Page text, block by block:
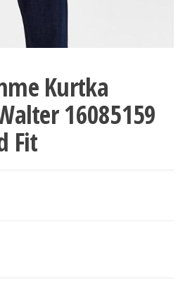
Kurtka
16085159
Fit